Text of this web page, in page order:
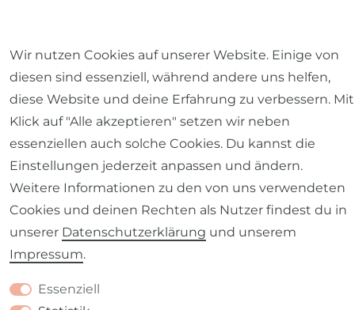
Wir nutzen Cookies auf unserer Website. Einige von
diesen sind essenziell, während andere uns helfen,
diese Website und deine Erfahrung zu verbessern. Mit
Klick auf "Alle akzeptieren" setzen wir neben
essenziellen auch solche Cookies. Du kannst die
Einstellungen jederzeit anpassen und ändern.
Weitere Informationen zu den von uns verwendeten
Cookies und deinen Rechten als Nutzer findest du in
unserer Daten­schutz­erklärung und unserem
Impressum.
Essenziell